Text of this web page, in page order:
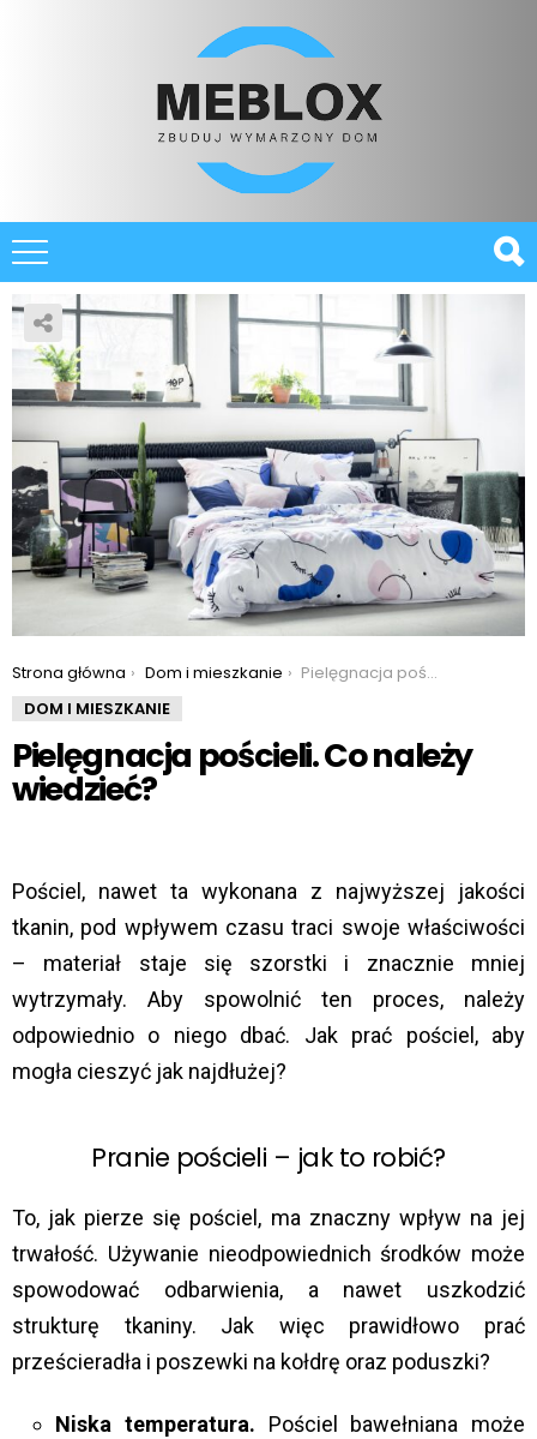
You are here:
Strona główna Dom i mieszkanie
Pielęgnacja pościeli. Co należy wiedzieć?
DOM I MIESZKANIE
Pielęgnacja pościeli. Co należy
wiedzieć?
Pościel, nawet ta wykonana z najwyższej jakości
tkanin, pod wpływem czasu traci swoje właściwości
– materiał staje się szorstki i znacznie mniej
wytrzymały. Aby spowolnić ten proces, należy
odpowiednio o niego dbać. Jak prać pościel, aby
mogła cieszyć jak najdłużej?
Pranie pościeli – jak to robić?
To, jak pierze się pościel, ma znaczny wpływ na jej
trwałość. Używanie nieodpowiednich środków może
spowodować odbarwienia, a nawet uszkodzić
strukturę tkaniny. Jak więc prawidłowo prać
prześcieradła i poszewki na kołdrę oraz poduszki?
Niska temperatura. Pościel bawełniana może